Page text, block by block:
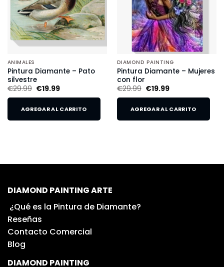
ANIMALES
Pintura Diamante – Pato
silvestre
€29.99 €19.99
AGREGAR AL CARRITO
DIAMOND PAINTING
Pintura Diamante – Mujeres
con flor
€29.99 €19.99
AGREGAR AL CARRITO
DIAMOND PAINTING ARTE
¿Qué es la Pintura de Diamante?
Reseñas
Contacto Comercial
Blog
DIAMOND PAINTING